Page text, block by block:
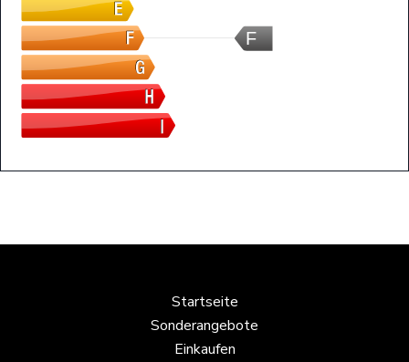
F
Startseite
Sonderangebote
Einkaufen